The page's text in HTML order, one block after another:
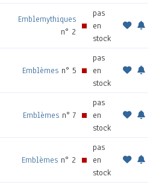
Emblemythiques
n° 2
pas
en
stock
Emblèmes n° 5
pas
en
stock
Emblèmes n° 7
pas
en
stock
Emblèmes n° 2
pas
en
stock